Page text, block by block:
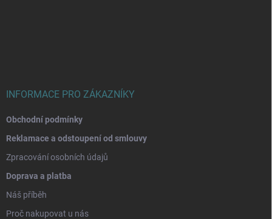
INFORMACE PRO ZÁKAZNÍKY
Obchodní podmínky
Reklamace a odstoupení od smlouvy
Zpracování osobních údajů
Doprava a platba
Náš příběh
Proč nakupovat u nás